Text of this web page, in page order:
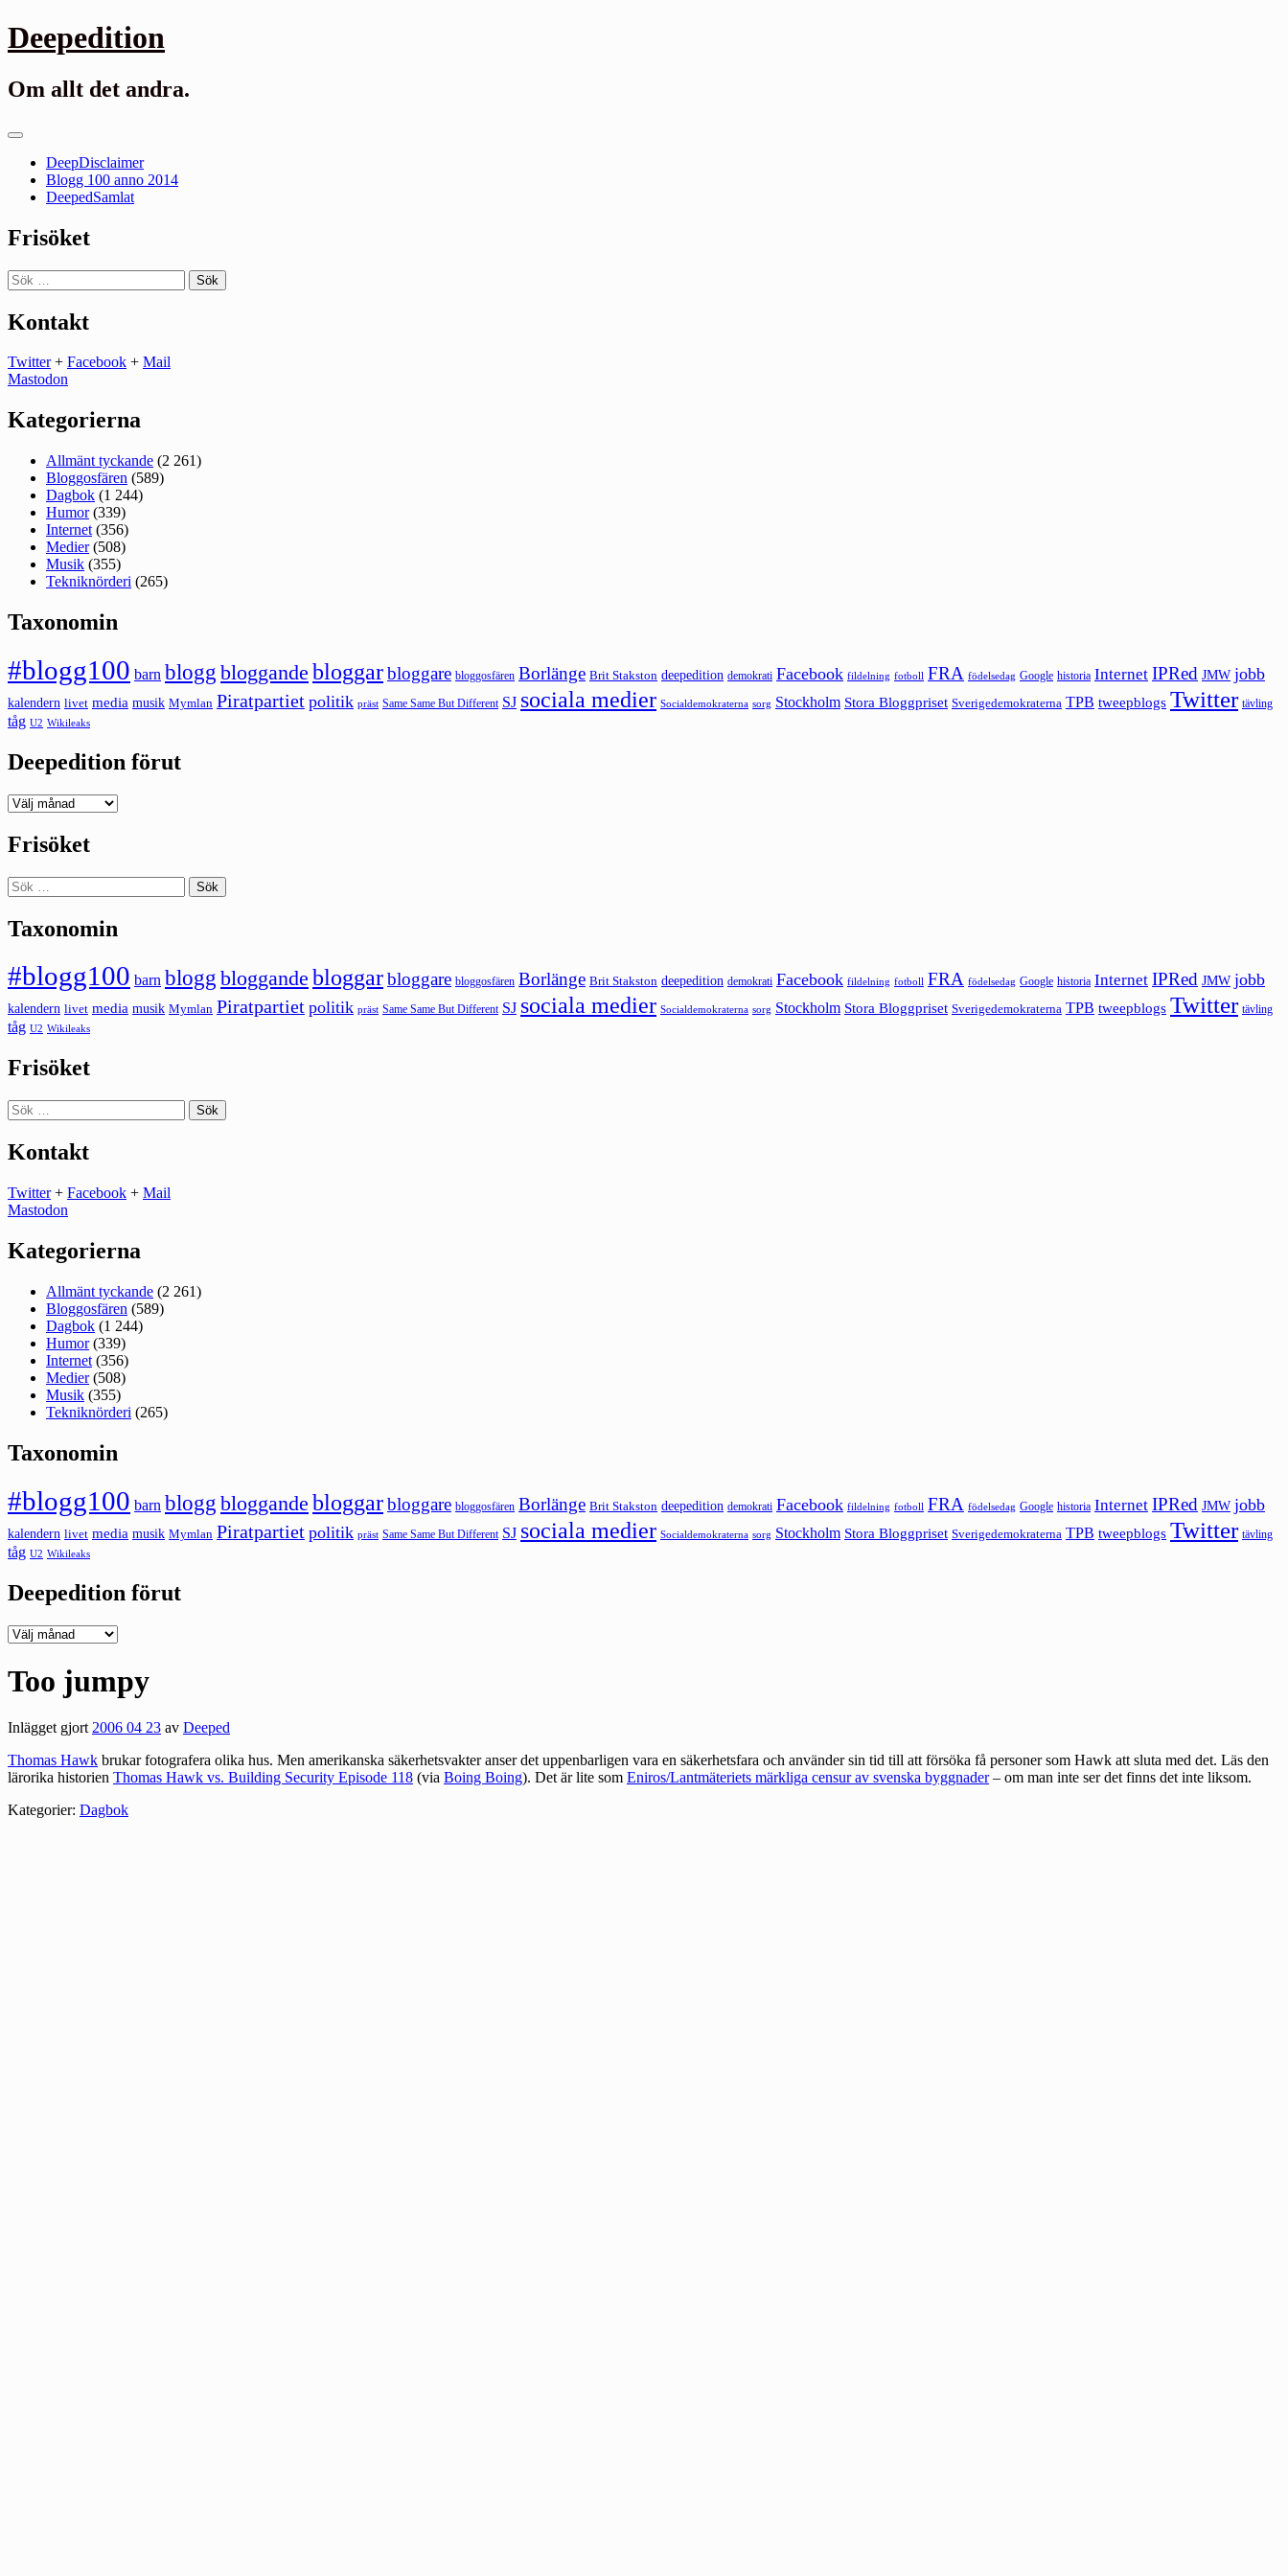
Gå
till
Deepedition
Om allt det andra.
Primär
DeepDisclaimer
Blogg 100 anno 2014
DeepedSamlat
Frisöket
Sök
efter:
Kontakt
Twitter+ Facebook + Mail
Mastodon
Kategorierna
Allmänt tyckande (2 261)
Bloggosfären (589)
Dagbok (1 244)
Humor(339)
Internet (356)
Medier(508)
Musik (355)
Tekniknörderi (265)
Taxonomin
#blogg100 barn blogg bloggande bloggarbloggare bloggosfären Borlänge Brit Stakston deepedition demokrati Facebook fildelning fotboll FRA födelsedag Google historia Internet IPRed JMW jobb
kalendern livet media musik Mymlan Piratpartiet politik präst Same Same But Different SJ sociala medier Socialdemokraterna sorg Stockholm Stora Bloggpriset Sverigedemokraterna TPB tweepblogs Twitter tävling
tåg U2 Wikileaks
Deepedition förut
Deepedition
Frisöket
Sök
efter:
Taxonomin
#blogg100 barn blogg bloggande bloggarbloggare bloggosfären Borlänge Brit Stakston deepedition demokrati Facebook fildelning fotboll FRA födelsedag Google historia Internet IPRed JMW jobb
kalendern livet media musik Mymlan Piratpartiet politik präst Same Same But Different SJ sociala medier Socialdemokraterna sorg Stockholm Stora Bloggpriset Sverigedemokraterna TPB tweepblogs Twitter tävling
tåg U2 Wikileaks
Frisöket
Sök
efter:
Kontakt
Twitter+ Facebook + Mail
Mastodon
Kategorierna
Allmänt tyckande (2 261)
Bloggosfären (589)
Dagbok (1 244)
Humor(339)
Internet (356)
Medier(508)
Musik (355)
Tekniknörderi (265)
Taxonomin
#blogg100 barn blogg bloggande bloggarbloggare bloggosfären Borlänge Brit Stakston deepedition demokrati Facebook fildelning fotboll FRA födelsedag Google historia Internet IPRed JMW jobb
kalendern livet media musik Mymlan Piratpartiet politik präst Same Same But Different SJ sociala medier Socialdemokraterna sorg Stockholm Stora Bloggpriset Sverigedemokraterna TPB tweepblogs Twitter tävling
tåg U2 Wikileaks
Deepedition förut
Deepedition
Too jumpy
Inlägget gjort2006 04 23 av Deeped
Thomas Hawk brukar fotografera olika hus. Men amerikanska säkerhetsvakter anser det uppenbarligen vara en säkerhetsfara och använder sin tid till att försöka få personer som Hawk att sluta med det. Läs den
lärorika historien Thomas Hawk vs. Building Security Episode 118 (via Boing Boing). Det är lite som Eniros/Lantmäteriets märkliga censur av svenska byggnader– om man inte ser det finns det inte liksom.
Kategorier: Dagbok